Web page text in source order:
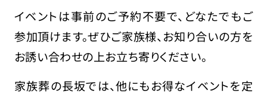
イベントは事前のご予約不要で、どなたでもご
参加頂けます。ぜひご家族様、お知り合いの方を
お誘い合わせの上お立ち寄りください。
家族葬の長坂では、他にもお得なイベントを定